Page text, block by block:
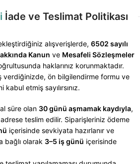
İade ve Teslimat Politikası
alışverişlerde, 6502 sayılı
Kanun ve Mesafeli Sözleşmeler
haklarınız korunmaktadır.
verdiğinizde, ön bilgilendirme formu ve
etmiş sayılırsınız.
süre olan 30 günü aşmamak kaydıyla,
teslim edilir. Siparişleriniz ödeme
içerisinde sevkiyata hazırlanır ve
bağlı olarak 3–5 iş günü içerisinde